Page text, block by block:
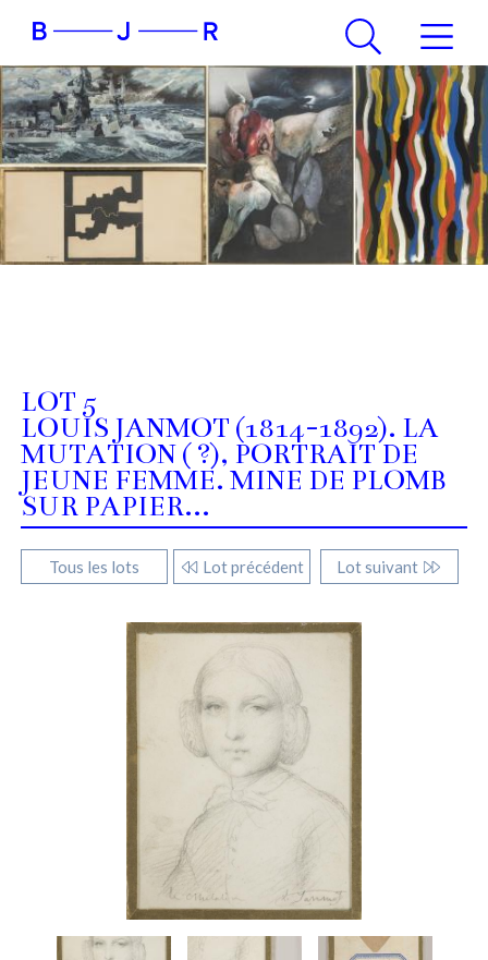
LOT 5
LOUIS JANMOT (1814-1892). LA
MUTATION ( ?), PORTRAIT DE
JEUNE FEMME. MINE DE PLOMB
SUR PAPIER...
Tous les lots Lot précédent Lot suivant